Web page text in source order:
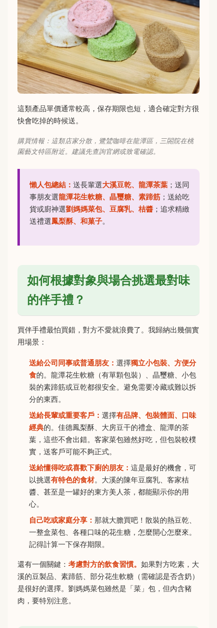
這類產品單價通常較高，保存期限也短，適合確定對方很
快會吃掉的時候送。
購買情報：這類店家分散，鷺鷥咖啡在龍潭區，三閤院在桃
園藝文特區附近。建議先查詢官網或致電確認。
懶人包總結： 送長輩選大溪豆乾、龍潭茶葉 ；送同
事朋友選龍潭花生軟糖、晶璽糖、素蹄筋 ；送給吃
貨或廚神選劉媽媽菜包、豆腐乳、桔醬 ；追求精緻
送禮選鳳梨酥、和菓子。
如何根據對象與場合挑選最對味
的伴手禮？
買伴手禮最怕買錯，對方不愛就浪費了。我歸納出幾個實
用場景：
送給公司同事或普通朋友： 選擇獨立小包裝、方便分
食的。龍潭花生軟糖（有單顆包裝）、晶璽糖、小包
裝的素蹄筋或豆乾都很安全。避免需要冷藏或難以拆
分的東西。
送給長輩或重要客戶： 選擇有品牌、包裝體面、口味
經典的。佳德鳳梨酥、大房豆干的禮盒、龍潭的茶
葉，這些不會出錯。客家菜包雖然好吃，但包裝較樸
實，送客戶可能不夠正式。
送給懂得吃或喜歡下廚的朋友： 這是最好的機會，可
以挑選有特色的食材。大溪的陳年豆腐乳、客家桔
醬、甚至是一罐好的東方美人茶，都能顯示你的用
心。
自己吃或家庭分享： 那就大膽買吧！散裝的熱豆乾、
一整盒菜包、各種口味的花生糖，怎麼開心怎麼來。
記得計算一下保存期限。
還有一個關鍵： 考慮對方的飲食習慣。 如果對方吃素，大
溪的豆製品、素蹄筋、部分花生軟糖（需確認是否含奶）
是很好的選擇。劉媽媽菜包雖然是「菜」包，但內含豬
肉，要特別注意。